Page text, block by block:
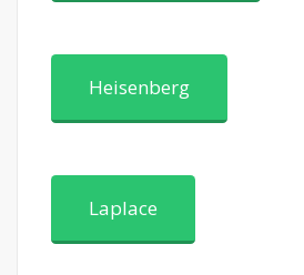
Heisenberg
Laplace